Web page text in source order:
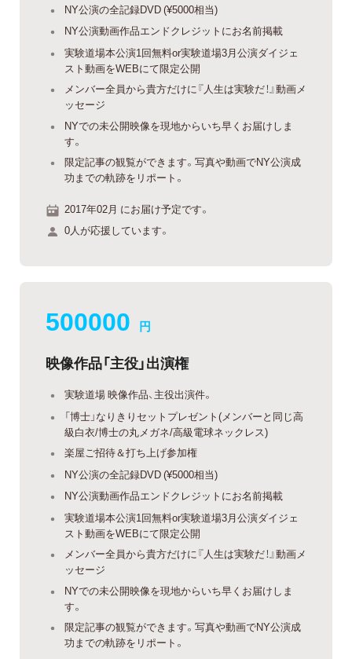
NY公演の全記録DVD (¥5000相当)
NY公演動画作品エンドクレジットにお名前掲載
実験道場本公演1回無料or実験道場3月公演ダイジェ
スト動画をWEBにて限定公開
メンバー全員から貴方だけに『人生は実験だ！』動画メ
ッセージ
NYでの未公開映像を現地からいち早くお届けしま
す。
限定記事の観覧ができます。写真や動画でNY公演成
功までの軌跡をリポート。
2017年02月 にお届け予定です。
0人が応援しています。
500000 円
映像作品「主役」出演権
実験道場 映像作品、主役出演件。
「博士」なりきりセットプレゼント(メンバーと同じ高
級白衣/博士の丸メガネ/高級電球ネックレス)
楽屋ご招待＆打ち上げ参加権
NY公演の全記録DVD (¥5000相当)
NY公演動画作品エンドクレジットにお名前掲載
実験道場本公演1回無料or実験道場3月公演ダイジェ
スト動画をWEBにて限定公開
メンバー全員から貴方だけに『人生は実験だ！』動画メ
ッセージ
NYでの未公開映像を現地からいち早くお届けしま
す。
限定記事の観覧ができます。写真や動画でNY公演成
功までの軌跡をリポート。